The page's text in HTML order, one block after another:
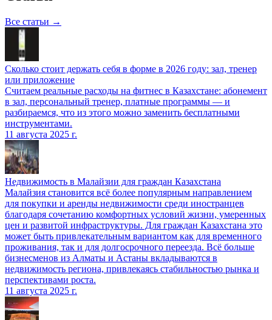
Все статьи →
Сколько стоит держать себя в форме в 2026 году: зал, тренер
или приложение
Считаем реальные расходы на фитнес в Казахстане: абонемент
в зал, персональный тренер, платные программы — и
разбираемся, что из этого можно заменить бесплатными
инструментами.
11 августа 2025 г.
Недвижимость в Малайзии для граждан Казахстана
Малайзия становится всё более популярным направлением
для покупки и аренды недвижимости среди иностранцев
благодаря сочетанию комфортных условий жизни, умеренных
цен и развитой инфраструктуры. Для граждан Казахстана это
может быть привлекательным вариантом как для временного
проживания, так и для долгосрочного переезда. Всё больше
бизнесменов из Алматы и Астаны вкладываются в
недвижимость региона, привлекаясь стабильностью рынка и
перспективами роста.
11 августа 2025 г.